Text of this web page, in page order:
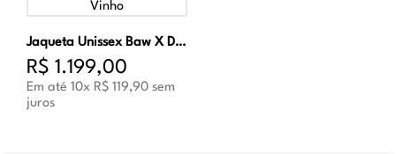
Jaqueta Unissex Baw X Diadora Wind Half Zip Vinho
R$ 1 .199,00
Em até 10x R$ 119,90 sem
juros